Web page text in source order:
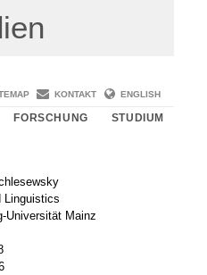
KONTAKT ENGLISH
FORSCHUNG STUDIUM
Linguistics
Universität Mainz